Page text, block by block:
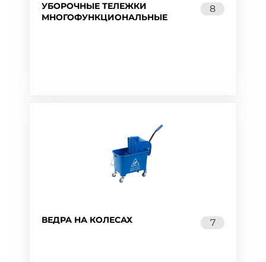
УБОРОЧНЫЕ ТЕЛЕЖКИ
МНОГОФУНКЦИОНАЛЬНЫЕ
8
ВЕДРА НА КОЛЕСАХ 7